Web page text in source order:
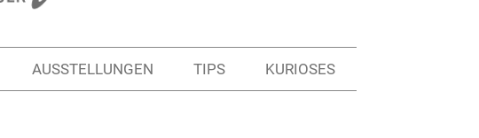
AUSSTELLUNGEN TIPS KURIOSES